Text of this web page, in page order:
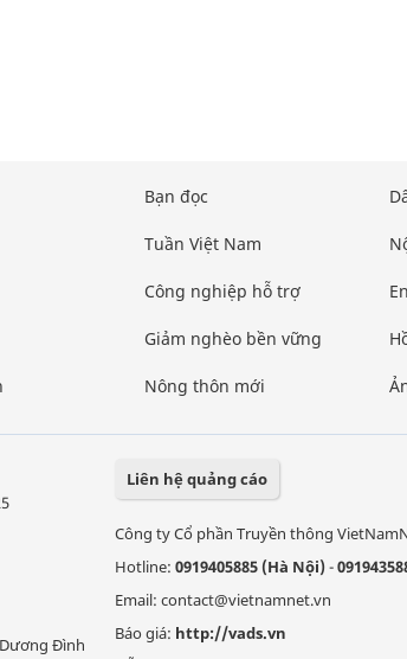
Bạn đọc
Tuần Việt Nam
Công nghiệp hỗ trợ
Giảm nghèo bền vững
Nông thôn mới
Đình
Liên hệ quảng cáo
Công ty Cổ phần Truyền thông
Hotline: 0919405885 (Hà Nội)-
Email: contact@vietnamnet.vn
Báo giá: http://vads.vn